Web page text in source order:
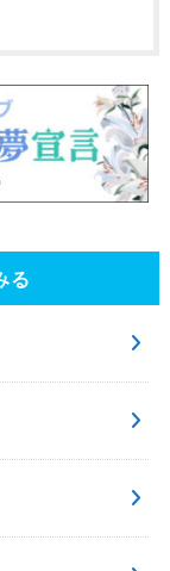
る